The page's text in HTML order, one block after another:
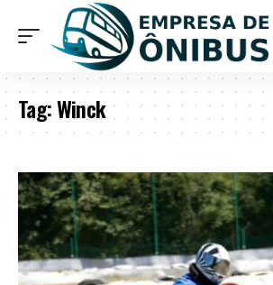
Tag:Winck